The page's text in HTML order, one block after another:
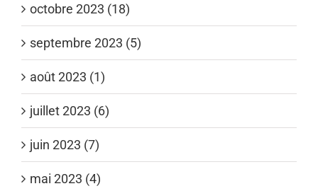
octobre 2023 (18)
septembre 2023 (5)
août 2023 (1)
juillet 2023 (6)
juin 2023 (7)
mai 2023 (4)